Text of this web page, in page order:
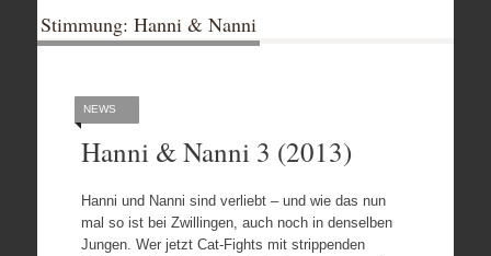
Stimmung: Hanni & Nanni
NEWS
Hanni & Nanni 3 (2013)
Hanni und Nanni sind verliebt – und wie das nun
mal so ist bei Zwillingen, auch noch in denselben
Jungen. Wer jetzt Cat-Fights mit strippenden